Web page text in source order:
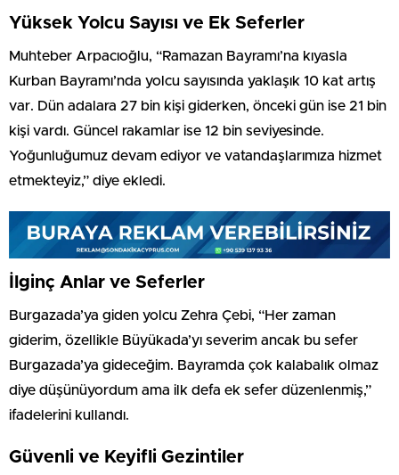
Yüksek Yolcu Sayısı ve Ek Seferler
Muhteber Arpacıoğlu, “Ramazan Bayramı’na kıyasla
Kurban Bayramı’nda yolcu sayısında yaklaşık 10 kat artış
var. Dün adalara 27 bin kişi giderken, önceki gün ise 21 bin
kişi vardı. Güncel rakamlar ise 12 bin seviyesinde.
Yoğunluğumuz devam ediyor ve vatandaşlarımıza hizmet
etmekteyiz,” diye ekledi.
İlginç Anlar ve Seferler
Burgazada’ya giden yolcu Zehra Çebi, “Her zaman
giderim, özellikle Büyükada’yı severim ancak bu sefer
Burgazada’ya gideceğim. Bayramda çok kalabalık olmaz
diye düşünüyordum ama ilk defa ek sefer düzenlenmiş,”
ifadelerini kullandı.
Güvenli ve Keyifli Gezintiler